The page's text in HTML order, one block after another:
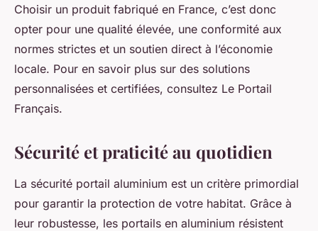
Choisir un produit fabriqué en France, c’est donc
opter pour une qualité élevée, une conformité aux
normes strictes et un soutien direct à l’économie
locale. Pour en savoir plus sur des solutions
personnalisées et certifiées, consultez Le Portail
Français.
Sécurité et praticité au quotidien
La sécurité portail aluminium est un critère primordial
pour garantir la protection de votre habitat. Grâce à
leur robustesse, les portails en aluminium résistent